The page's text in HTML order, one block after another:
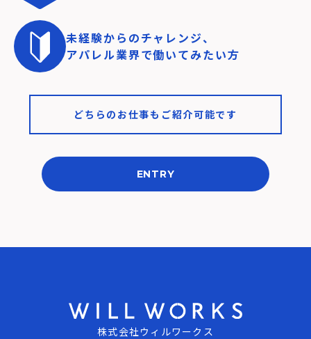
未経験からのチャレンジ、
アパレル業界で働いてみたい方
どちらのお仕事もご紹介可能です
ENTRY
株式会社ウィルワークス